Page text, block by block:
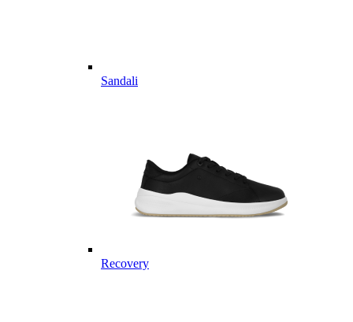
Sandali
Recovery